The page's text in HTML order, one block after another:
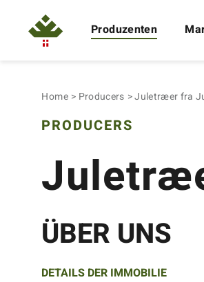
Produzenten
Home Producers Juletræer fra
PRODUCERS
ÜBER UNS
DETAILS DER IMMOBILIE